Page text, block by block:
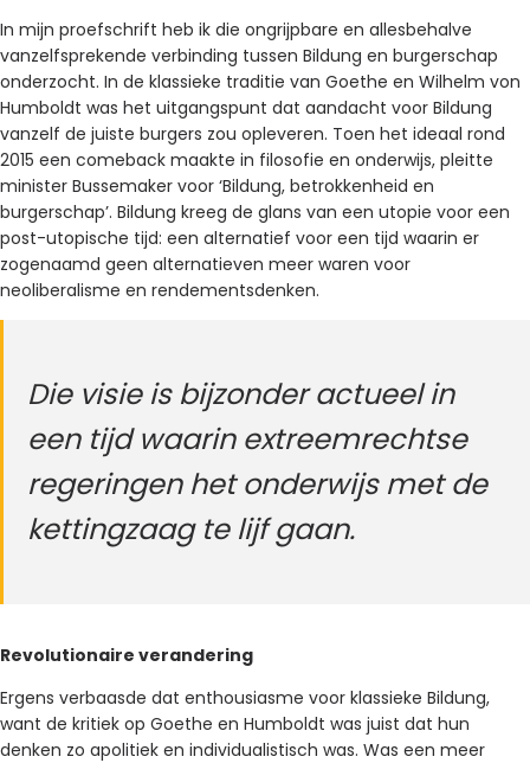
In mijn proefschrift heb ik die ongrijpbare en allesbehalve
vanzelfsprekende verbinding tussen Bildung en burgerschap
onderzocht. In de klassieke traditie van Goethe en Wilhelm von
Humboldt was het uitgangspunt dat aandacht voor Bildung
vanzelf de juiste burgers zou opleveren. Toen het ideaal rond
2015 een comeback maakte in filosofie en onderwijs, pleitte
minister Bussemaker voor ‘Bildung, betrokkenheid en
burgerschap’. Bildung kreeg de glans van een utopie voor een
post-utopische tijd: een alternatief voor een tijd waarin er
zogenaamd geen alternatieven meer waren voor
neoliberalisme en rendementsdenken.
Die visie is bijzonder actueel in
een tijd waarin extreemrechtse
regeringen het onderwijs met de
kettingzaag te lijf gaan.
Revolutionaire verandering
Ergens verbaasde dat enthousiasme voor klassieke Bildung,
want de kritiek op Goethe en Humboldt was juist dat hun
denken zo apolitiek en individualistisch was. Was een meer